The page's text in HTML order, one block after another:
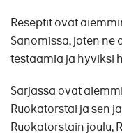
Reseptit ovat
Sanomissa, joten
testaamia ja hyviksi
Sarjassa ovat
Ruokatorstai ja sen
Ruokatorstain joulu,